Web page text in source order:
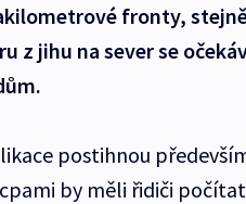
fronty,
z jihu na sever se
postihnou
by měli řidiči